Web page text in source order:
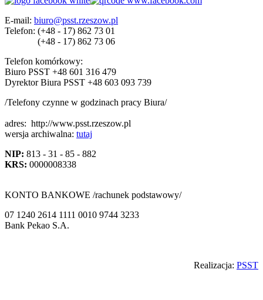
E-mail: biuro@psst.rzeszow.pl
Telefon: (+48 - 17) 862 73 01
(+48 - 17) 862 73 06
Telefon komórkowy:
Biuro PSST +48 601 316 479
Dyrektor Biura PSST +48 603 093 739
/Telefony czynne w godzinach pracy Biura/
adres: http://www.psst.rzeszow.pl
wersja archiwalna: tutaj
NIP: 813 - 31 - 85 - 882
KRS: 0000008338
KONTO BANKOWE /rachunek podstawowy/
07 1240 2614 1111 0010 9744 3233
Bank Pekao S.A.
Realizacja: PSST